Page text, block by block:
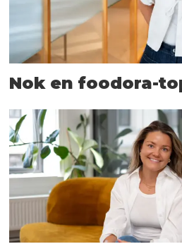
Nok en foodora-